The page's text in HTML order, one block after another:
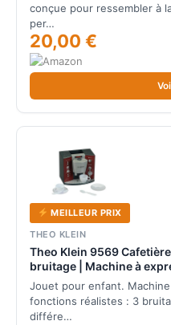
conçue pour ressembler à
per…
20,00 €
MEILLEUR PRIX
THEO KLEIN
Theo Klein 9569
bruitage | Machine à
réaliste | Dimensions :
Jouet pour enfants à
Jouet pour enfant.
fonctions réalistes : 3
différe…